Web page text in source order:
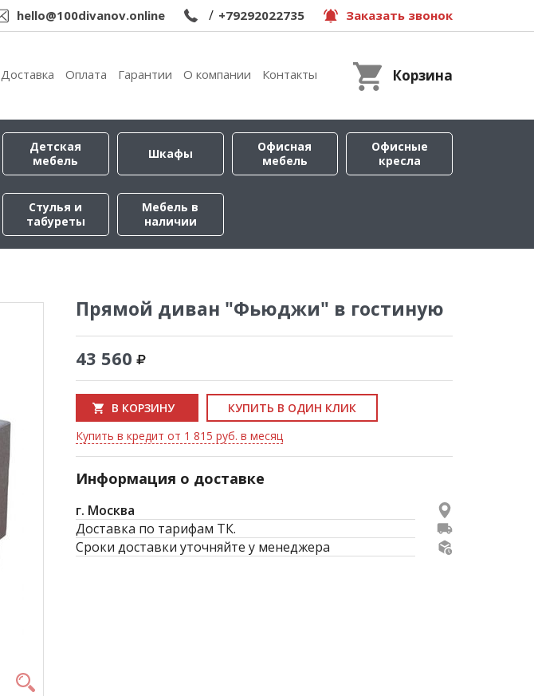
hello@100divanov.online / +79292022735 Заказать звонок
Доставка Оплата Гарантии О компании Контакты Корзина
Детская
мебель
Шкафы
Офисная
мебель
Офисные
кресла
Стулья и
табуреты
Мебель в
наличии
Прямой диван "Фьюджи" в гостиную
43 560
В КОРЗИНУ
КУПИТЬ В ОДИН КЛИК
Купить в кредит от 1 815 руб. в месяц
Информация о доставке
г. Москва
Доставка по тарифам ТК.
Сроки доставки уточняйте у менеджера